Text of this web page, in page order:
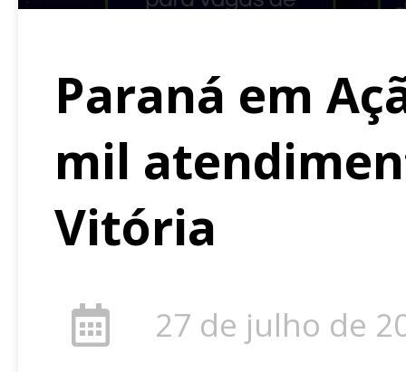
Paraná em
mil
Vitória
27 de julho de